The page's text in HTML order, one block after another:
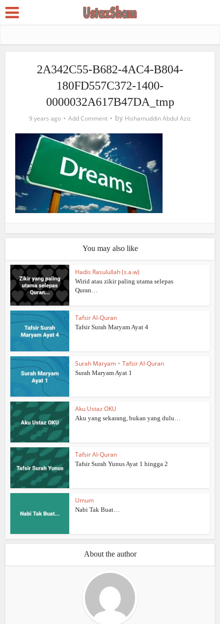
2A342C55-B682-4AC4-B804-
180FD557C372-1400-
0000032A617B47DA_tmp
9 years ago Add Comment by Hishamuddin Abdul Aziz
You may also like
Hadis Rasulullah (s.a.w)
Wirid atau zikir paling utama selepas
Quran…
Tafsir Al-Quran
Tafsir Surah Maryam Ayat 4
Surah Maryam • Tafsir Al-Quran
Surah Maryam Ayat 1
Aku Ustaz OKU
Aku yang sekarang, bukan yang dulu…
Tafsir Al-Quran
Tafsir Surah Yunus Ayat 1 hingga 2
Umum
Nabi Tak Buat…
About the author